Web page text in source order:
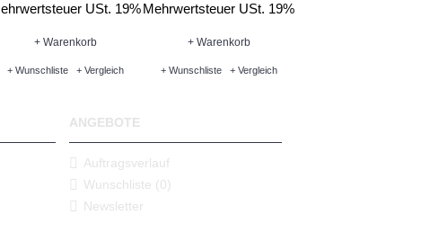
USt. 19%
+ Warenkorb
+ Wunschliste + Vergleich
Mehrwertsteuer USt. 19%
+ Warenkorb
+ Wunschliste + Vergleich
ANGEBOTE
Auftragsverlauf
Wunschliste (0)
Newsletter